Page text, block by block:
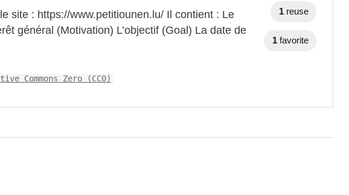
en
site : https://www.petitiounen.lu/ Il contient : Le
général (Motivation) L’objectif (Goal) La date de
Commons Zero (CC0)
1 reuse
1 favorite